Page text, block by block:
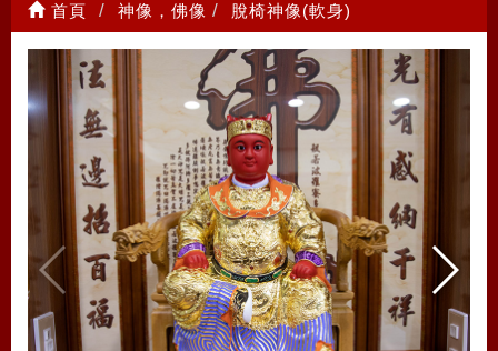
首頁 神像，佛像 脫椅神像(軟身)